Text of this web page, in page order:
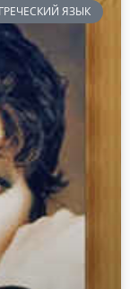
ЯЗЫК